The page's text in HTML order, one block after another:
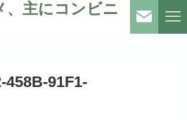
、主にコンビニ
458B-91F1-